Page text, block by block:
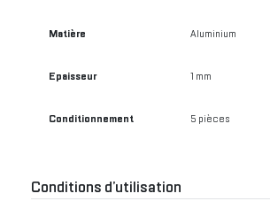
Matière Aluminium
Epaisseur 1 mm
Conditionnement 5 pièces
Conditions d’utilisation